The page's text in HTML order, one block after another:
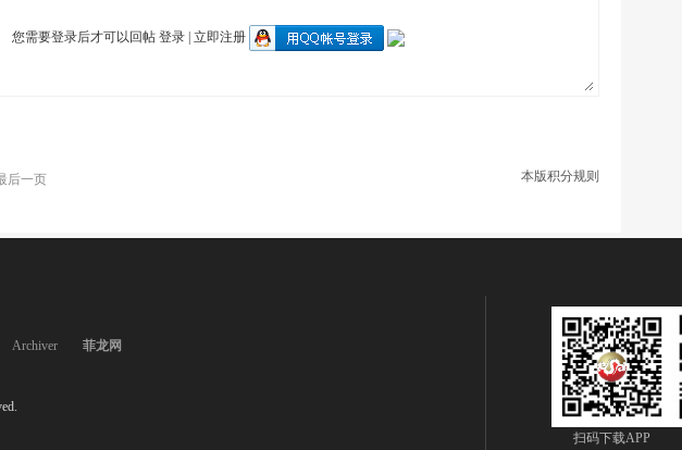
您需要登录后才可以回帖 登录| 立即注册
本版积分规则
后一页
Archiver
菲龙网
扫码下载APP